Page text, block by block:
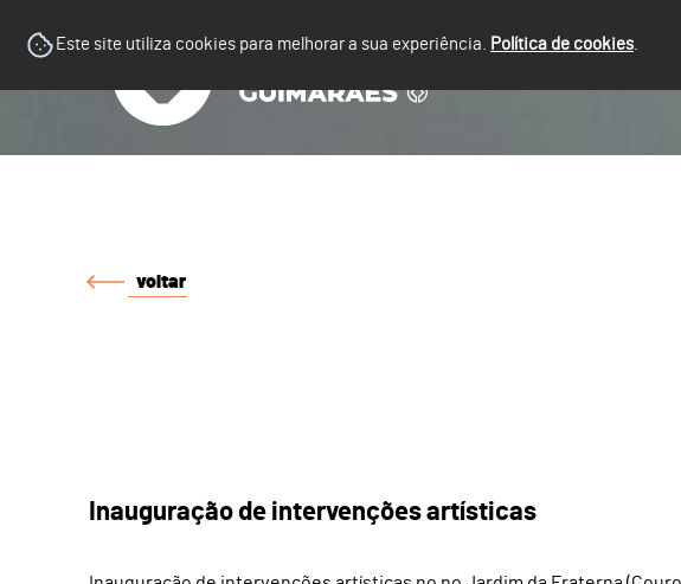
Este site utiliza cookies para melhorar a sua experiência. Política de cookies.
voltar
Inauguração de intervenções artísticas